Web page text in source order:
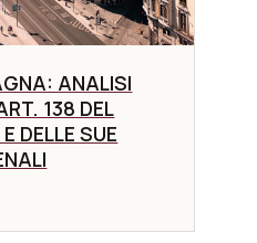
ANALISI
138 DEL
DELLE SUE